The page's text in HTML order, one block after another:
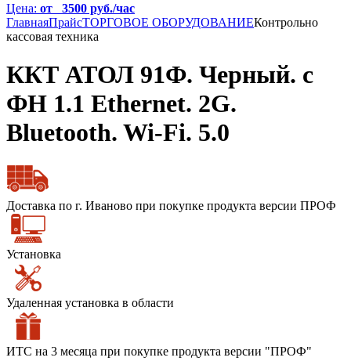
Цена: от 3500 руб./час
ГлавнаяПрайсТОРГОВОЕ ОБОРУДОВАНИЕКонтрольно
кассовая техника
ККТ АТОЛ 91Ф. Черный. c
ФН 1.1 Ethernet. 2G.
Bluetooth. Wi-Fi. 5.0
Доставка по г. Иваново при покупке продукта версии ПРОФ
Установка
Удаленная установка в области
ИТС на 3 месяца при покупке продукта версии "ПРОФ"